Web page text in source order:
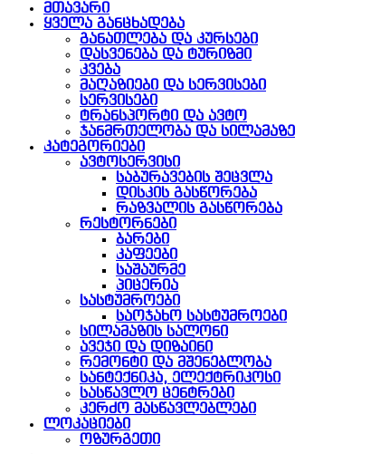
მთავარი
ყველა განცხადება
განათლება და კურსები
დასვენება და ტურიზმი
კვება
მაღაზიები და სერვისები
სერვისები
ტრანსპორტი და ავტო
ჯანმრთელობა და სილამაზე
კატეგორიები
ავტოსერვისი
საბურავების შეცვლა
დისკის გასწორება
რაზვალის გასწორება
რესტორნები
ბარები
კაფეები
საშაურმე
პიცერია
სასტუმროები
საოჯახო სასტუმროები
სილამაზის სალონი
ავეჯი და დიზაინი
რემონტი და მშენებლობა
სანტექნიკა, ელექტრიკოსი
სასწავლო ცენტრები
კერძო მასწავლებლები
ლოკაციები
ოზურგეთი